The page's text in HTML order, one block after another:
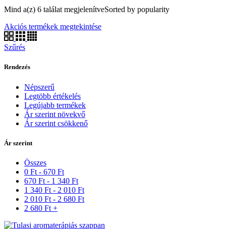
Mind a(z) 6 találat megjelenítveSorted by popularity
Akciós termékek megtekintése
Szűrés
Rendezés
Népszerű
Legtöbb értékelés
Legújabb termékek
Ár szerint növekvő
Ár szerint csökkenő
Ár szerint
Összes
0 Ft - 670 Ft
670 Ft - 1 340 Ft
1 340 Ft - 2 010 Ft
2 010 Ft - 2 680 Ft
2 680 Ft +